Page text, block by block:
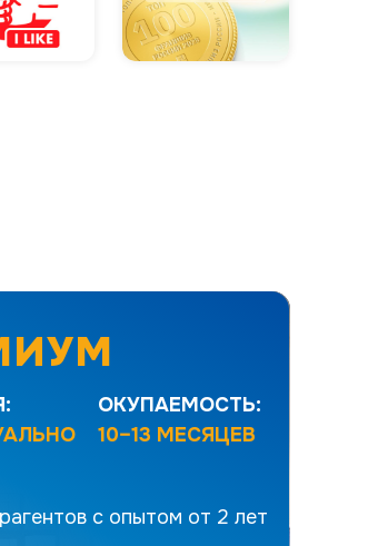
выручки и прибыли
с опытом от 2 лет
ОКУПАЕМОСТЬ:
10–13 МЕСЯЦЕВ